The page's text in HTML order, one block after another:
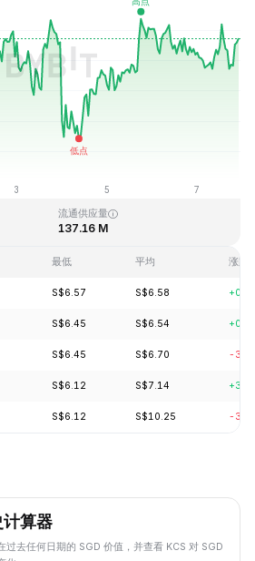
(GMT+0)
S$0.342863
流通供应量
137.16 M
最低 平均 涨跌
S$6.57 S$6.58
S$6.45 S$6.54
S$6.45 S$6.70 -
S$6.12 S$7.14
S$6.12 S$10.25 -
计算器
过去任何日期的 SGD 价值，并查看 KCS 对 SGD